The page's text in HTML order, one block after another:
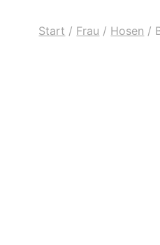
Start / Frau / Hosen /